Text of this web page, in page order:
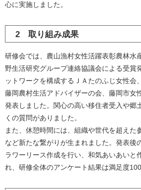
心に実施しました。
2 取り組み成果
研修会では、農山漁村女性活躍表彰農林水
野生活研究グループ連絡協議会による受賞
ットワークを構成するＪＡたのふじ女性会
藤岡農村生活アドバイザーの会、藤岡市女
発表しました。関心の高い移住者受入や郷
くの質問がありました。
また、休憩時間には、組織や世代を超えた
など新たな繋がりが生まれました。発表後
ラワーリース作成を行い、和気あいあいと
れ、研修全体のアンケート結果は満足度100